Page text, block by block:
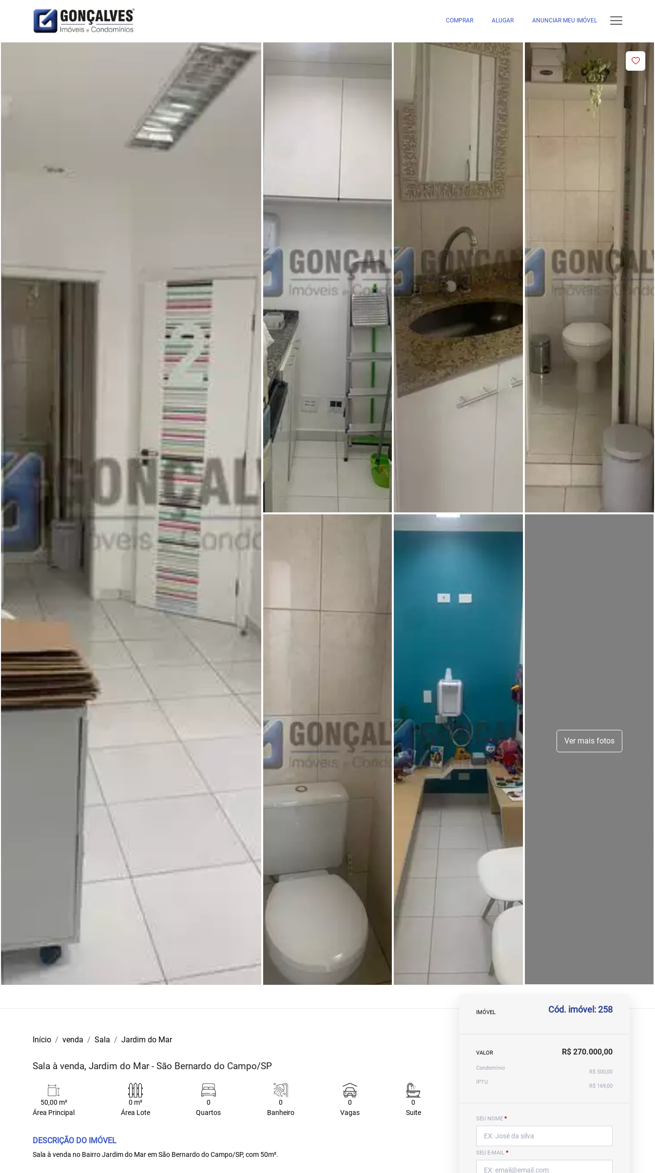
COMPRAR ALUGAR ANUNCIAR MEU IMÓVEL
Ver mais fotos
Início venda Sala Jardim do Mar
Sala à venda, Jardim do Mar - São Bernardo do Campo/SP
50,00 m²
Área Principal
0 m²
Área Lote
0
Quartos
0
Banheiro
0
Vagas
0
Suite
DESCRIÇÃO DO IMÓVEL
Sala à venda no Bairro Jardim do Mar em São Bernardo do Campo/SP, com 50m².
IMÓVEL Cód. imóvel: 258
VALOR R$ 270.000,00
Condomínio
R$ 500,00
IPTU
R$ 169,00
SEU NOME *
SEU E-MAIL *